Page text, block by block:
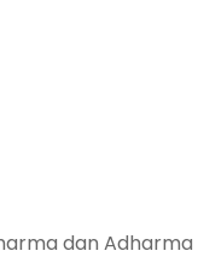
dan Adharma